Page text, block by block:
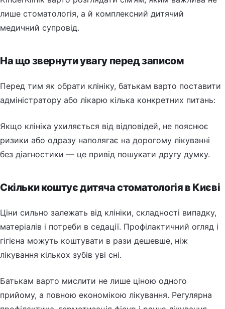
лише стоматологія, а й комплексний дитячий
медичний супровід.
На що звернути увагу перед записом
Перед тим як обрати клініку, батькам варто поставити
адміністратору або лікарю кілька конкретних питань:
Якщо клініка ухиляється від відповідей, не пояснює
ризики або одразу наполягає на дорогому лікуванні
без діагностики — це привід пошукати другу думку.
Скільки коштує дитяча стоматологія в Києві
Ціни сильно залежать від клініки, складності випадку,
матеріалів і потреби в седації. Профілактичний огляд і
гігієна можуть коштувати в рази дешевше, ніж
лікування кількох зубів уві сні.
Батькам варто мислити не лише ціною одного
прийому, а повною економікою лікування. Регулярна